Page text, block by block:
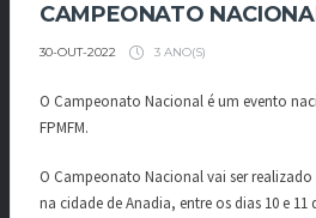
CAMPEONATO
30-OUT-2022 3 ANO(S)
O Campeonato Nacional é um evento
FPMFM.
O Campeonato Nacional vai ser
na cidade de Anadia, entre os dias 10 e 11